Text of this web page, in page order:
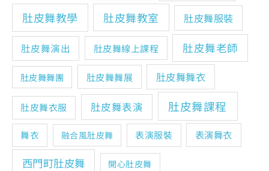
肚皮舞教學
肚皮舞教室 肚皮舞服裝
肚皮舞演出 肚皮舞線上課程 肚皮舞老師
肚皮舞舞團 肚皮舞舞展 肚皮舞舞衣
肚皮舞衣服 肚皮舞表演 肚皮舞課程
舞衣 融合風肚皮舞 表演服裝 表演舞衣
西門町肚皮舞 開心肚皮舞